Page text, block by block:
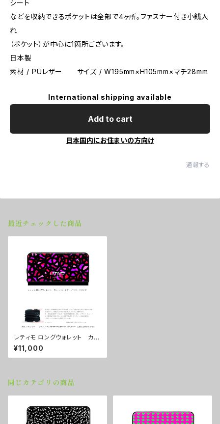
シート
などを収納できるポケットは全部で4ヶ所。ファスナー付き小銭入
れ
（ポケット）が中心に1箇所ございます。
日本製
素材 / PUレザー サイズ / W195mm×H105mm×マチ28mm
International shipping available
Add to cart
日本国内にお住まいの方向け
通報する
最近チェックした商品
レティモ ロングウォレット カラ
ー/ バードケージベリーマゼン
タ ■配送まで２週間
¥11,000
同じカテゴリの商品